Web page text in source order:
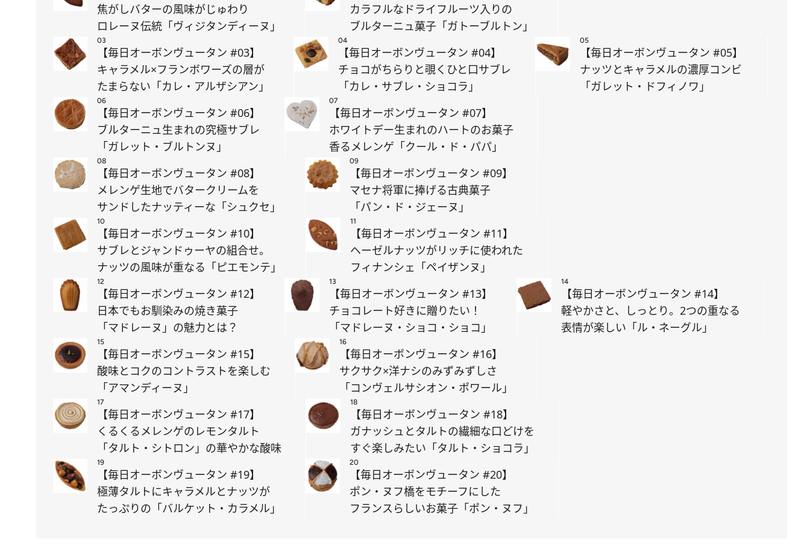
焦がしバターの風味がじゅわり
ロレーヌ伝統「ヴィジタンディーヌ」
カラフルなドライフルーツ入りの
ブルターニュ菓子「ガトーブルトン」
03
【毎日オーボンヴュータン #03】
キャラメル×フランボワーズの層が
たまらない「カレ・アルザシアン」
04
【毎日オーボンヴュータン #04】
チョコがちらりと覗くひと口サブレ
「カレ・サブレ・ショコラ」
05
【毎日オーボンヴュータン #05】
ナッツとキャラメルの濃厚コンビ
「ガレット・ドフィノワ」
06
【毎日オーボンヴュータン #06】
ブルターニュ生まれの究極サブレ
「ガレット・ブルトンヌ」
07
【毎日オーボンヴュータン #07】
ホワイトデー生まれのハートのお菓子
香るメレンゲ「クール・ド・パパ」
08
【毎日オーボンヴュータン #08】
メレンゲ生地でバタークリームを
サンドしたナッティーな「シュクセ」
09
【毎日オーボンヴュータン #09】
マセナ将軍に捧げる古典菓子
「パン・ド・ジェーヌ」
10
【毎日オーボンヴュータン #10】
サブレとジャンドゥーヤの組合せ。
ナッツの風味が重なる「ピエモンテ」
11
【毎日オーボンヴュータン #11】
ヘーゼルナッツがリッチに使われた
フィナンシェ「ペイザンヌ」
12
【毎日オーボンヴュータン #12】
日本でもお馴染みの焼き菓子
「マドレーヌ」の魅力とは？
13
【毎日オーボンヴュータン #13】
チョコレート好きに贈りたい！
「マドレーヌ・ショコ・ショコ」
14
【毎日オーボンヴュータン #14】
軽やかさと、しっとり。2つの重なる
表情が楽しい「ル・ネーグル」
15
【毎日オーボンヴュータン #15】
酸味とコクのコントラストを楽しむ
「アマンディーヌ」
16
【毎日オーボンヴュータン #16】
サクサク×洋ナシのみずみずしさ
「コンヴェルサシオン・ポワール」
17
【毎日オーボンヴュータン #17】
くるくるメレンゲのレモンタルト
「タルト・シトロン」の華やかな酸味
18
【毎日オーボンヴュータン #18】
ガナッシュとタルトの繊細な口どけを
すぐ楽しみたい「タルト・ショコラ」
19
【毎日オーボンヴュータン #19】
極薄タルトにキャラメルとナッツが
たっぷりの「バルケット・カラメル」
20
【毎日オーボンヴュータン #20】
ポン・ヌフ橋をモチーフにした
フランスらしいお菓子「ポン・ヌフ」